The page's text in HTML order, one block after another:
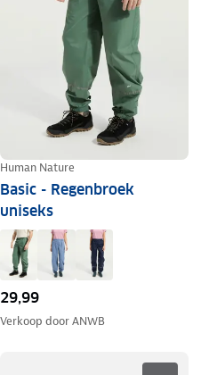
Human Nature
Basic - Regenbroek
uniseks
29,99
Verkoop doorANWB